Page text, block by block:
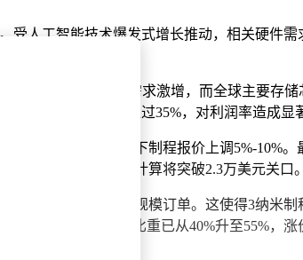
人工智能技术爆发式增长推动，相关硬件
务对高带宽内存的需求激增，而全球主要存
较去年同期增长超过35%，对利润率造成显
初已将5纳米及以下制程报价上调5%-10%。
元/片，按最高涨幅计算将突破2.3万美元关口。
阶段，难以承接大规模订单。这使得3纳米
占其产品总成本的比重已从40%升至55%，